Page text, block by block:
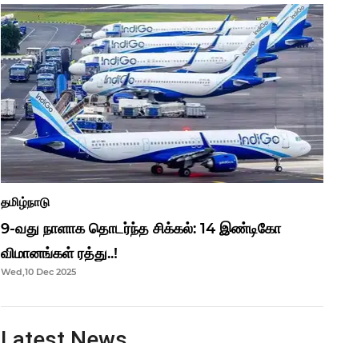
தமிழ்நாடு
9-வது நாளாக தொடர்ந்த சிக்கல்: 14 இண்டிகோ
விமானங்கள் ரத்து..!
Wed,10 Dec 2025